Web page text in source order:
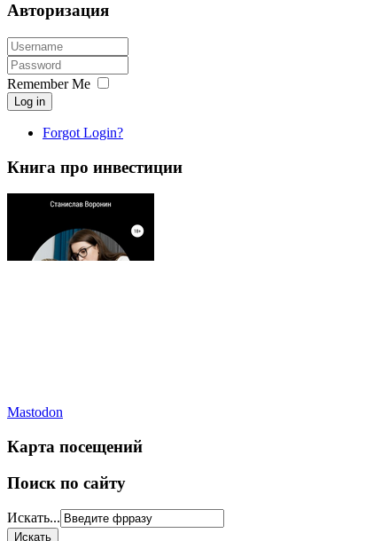
Авторизация
Remember Me
Log in
Forgot Login?
Книга про инвестиции
Mastodon
Карта посещений
Поиск по сайту
Искать...